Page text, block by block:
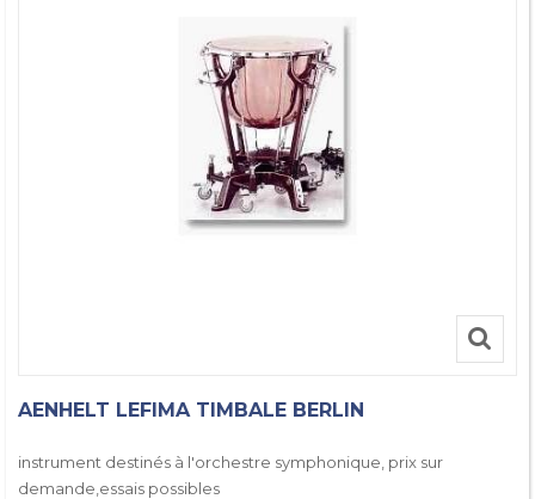
AENHELT LEFIMA TIMBALE BERLIN
instrument destinés à l'orchestre symphonique, prix sur
demande,essais possibles